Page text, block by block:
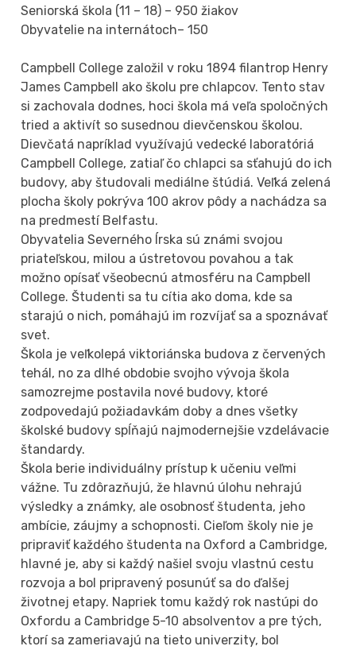
Seniorská škola (11 – 18) – 950 žiakov
Obyvatelie na internátoch– 150
Campbell College založil v roku 1894 filantrop Henry
James Campbell ako školu pre chlapcov. Tento stav
si zachovala dodnes, hoci škola má veľa spoločných
tried a aktivít so susednou dievčenskou školou.
Dievčatá napríklad využívajú vedecké laboratóriá
Campbell College, zatiaľ čo chlapci sa sťahujú do ich
budovy, aby študovali mediálne štúdiá. Veľká zelená
plocha školy pokrýva 100 akrov pôdy a nachádza sa
na predmestí Belfastu.
Obyvatelia Severného Írska sú známi svojou
priateľskou, milou a ústretovou povahou a tak
možno opísať všeobecnú atmosféru na Campbell
College. Študenti sa tu cítia ako doma, kde sa
starajú o nich, pomáhajú im rozvíjať sa a spoznávať
svet.
Škola je veľkolepá viktoriánska budova z červených
tehál, no za dlhé obdobie svojho vývoja škola
samozrejme postavila nové budovy, ktoré
zodpovedajú požiadavkám doby a dnes všetky
školské budovy spĺňajú najmodernejšie vzdelávacie
štandardy.
Škola berie individuálny prístup k učeniu veľmi
vážne. Tu zdôrazňujú, že hlavnú úlohu nehrajú
výsledky a známky, ale osobnosť študenta, jeho
ambície, záujmy a schopnosti. Cieľom školy nie je
pripraviť každého študenta na Oxford a Cambridge,
hlavné je, aby si každý našiel svoju vlastnú cestu
rozvoja a bol pripravený posunúť sa do ďalšej
životnej etapy. Napriek tomu každý rok nastúpi do
Oxfordu a Cambridge 5-10 absolventov a pre tých,
ktorí sa zameriavajú na tieto univerzity, bol